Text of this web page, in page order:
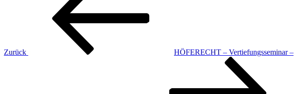
Zurück
HÖFERECHT – Vertiefungsseminar –